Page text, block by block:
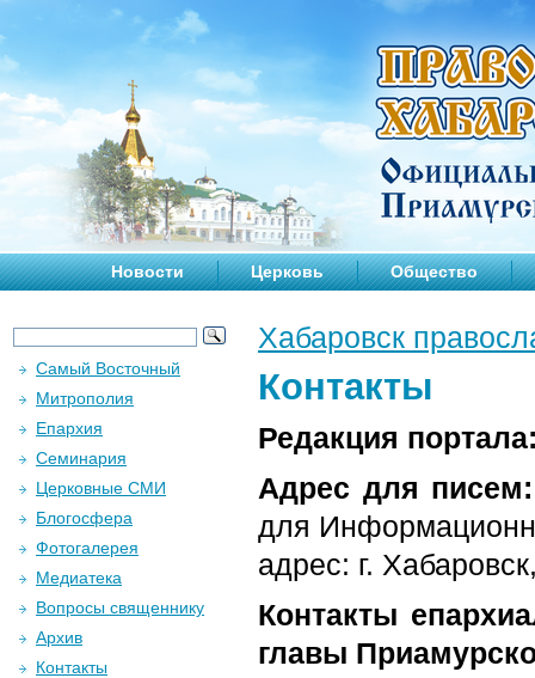
Новости Церковь Общество
Хабаровск
Контакты
Редакция
Адрес для писем:
для
адрес: г.
Контакты
главы
Самый Восточный
Митрополия
Епархия
Семинария
Церковные СМИ
Блогосфера
Фотогалерея
Медиатека
Вопросы священнику
Архив
Контакты